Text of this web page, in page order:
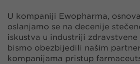
U kompaniji Ewopharma,
oslanjamo se na decenije
iskustva u industriji
bismo obezbijedili našim
kompanijama pristup